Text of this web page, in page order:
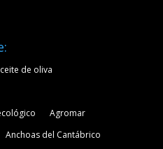
de oliva
Agromar
Anchoas del Cantábrico